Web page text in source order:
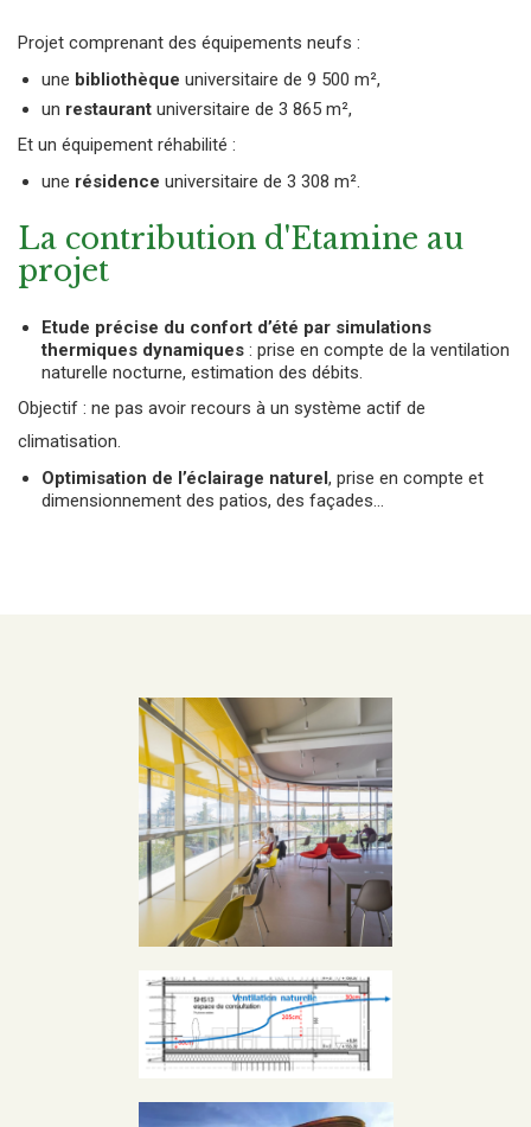
Projet comprenant des équipements neufs :
une bibliothèque universitaire de 9 500 m²,
un restaurant universitaire de 3 865 m²,
Et un équipement réhabilité :
une résidence universitaire de 3 308 m².
La contribution d'Etamine au
projet
Etude précise du confort d’été par simulations
thermiques dynamiques : prise en compte de la ventilation
naturelle nocturne, estimation des débits.
Objectif : ne pas avoir recours à un système actif de
climatisation.
Optimisation de l’éclairage naturel, prise en compte et
dimensionnement des patios, des façades…